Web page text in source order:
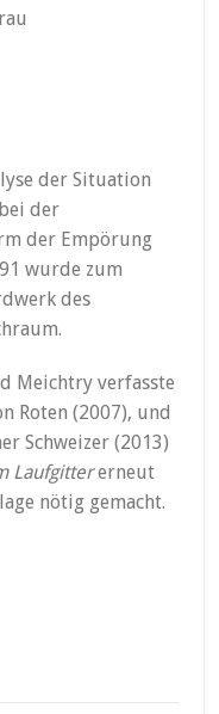
der Situation
der
der Empörung
wurde zum
des
Meichtry verfasste
Roten (2007), und
Schweizer (2013)
Laufgittererneut
nötig gemacht.